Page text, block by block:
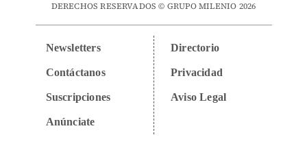
DERECHOS RESERVADOS © GRUPO MILENIO 2026
Newsletters
Contáctanos
Suscripciones
Anúnciate
Directorio
Privacidad
Aviso Legal